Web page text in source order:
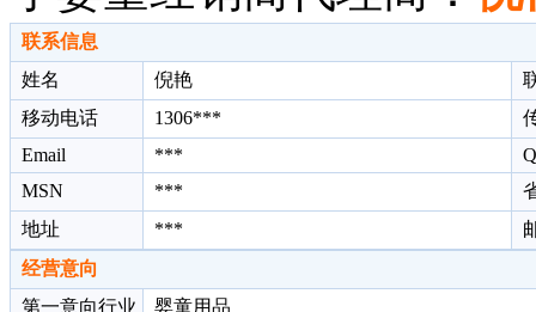
联系信息
姓名
倪艳
移动电话
1306***
Email
***
MSN
***
地址
***
经营意向
第一意向行业
婴童用品